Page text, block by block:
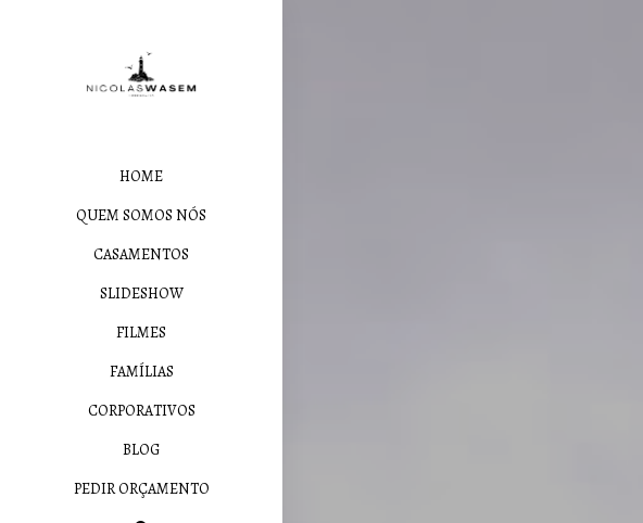
HOME
QUEM SOMOS NÓS
CASAMENTOS
SLIDESHOW
FILMES
FAMÍLIAS
CORPORATIVOS
BLOG
PEDIR ORÇAMENTO